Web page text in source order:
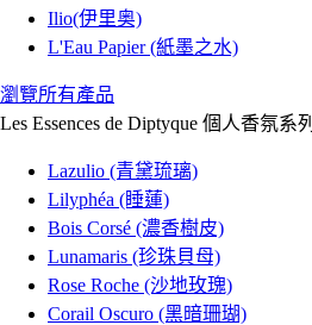
Ilio(伊里奥)
L'Eau Papier (紙墨之水)
瀏覽所有產品
Les Essences de Diptyque 個人香氛系列
Lazulio (青黛琉璃)
Lilyphéa (睡蓮)
Bois Corsé (濃香樹皮)
Lunamaris (珍珠貝母)
Rose Roche (沙地玫瑰)
Corail Oscuro (黑暗珊瑚)